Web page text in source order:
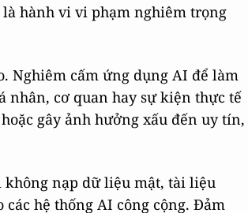
hành vi vi phạm nghiêm trọng
Nghiêm cấm ứng dụng AI để làm
nhân, cơ quan hay sự kiện thực tế
gây ảnh hưởng xấu đến uy tín,
không nạp dữ liệu mật, tài liệu
hệ thống AI công cộng. Đảm